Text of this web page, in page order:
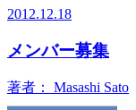
2012.12.18
メンバー募集
著者： Masashi Sato